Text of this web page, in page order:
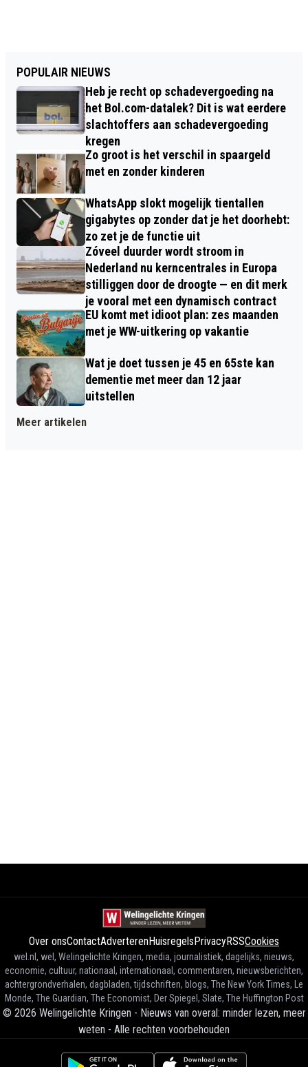
POPULAIR NIEUWS
Heb je recht op schadevergoeding na
het Bol.com-datalek? Dit is wat eerdere
slachtoffers aan schadevergoeding
kregen
Zo groot is het verschil in spaargeld
met en zonder kinderen
WhatsApp slokt mogelijk tientallen
gigabytes op zonder dat je het doorhebt:
zo zet je de functie uit
Zóveel duurder wordt stroom in
Nederland nu kerncentrales in Europa
stilliggen door de droogte — en dit merk
je vooral met een dynamisch contract
EU komt met idioot plan: zes maanden
met je WW-uitkering op vakantie
Wat je doet tussen je 45 en 65ste kan
dementie met meer dan 12 jaar
uitstellen
Meer artikelen
Over onsContactAdverterenHuisregelsPrivacyRSSCookies
wel.nl, wel, Welingelichte Kringen, media, journalistiek, dagelijks, nieuws,
economie, cultuur, nationaal, internationaal, commentaren, nieuwsberichten,
achtergrondverhalen, dagbladen, tijdschriften, blogs, The New York Times, Le
Monde, The Guardian, The Economist, Der Spiegel, Slate, The Huffington Post
© 2026 Welingelichte Kringen - Nieuws van overal: minder lezen, meer
weten - Alle rechten voorbehouden